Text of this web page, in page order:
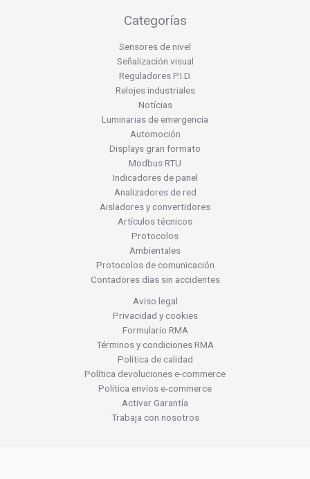
Categorías
Sensores de nivel
Señalización visual
Reguladores P.I.D.
Relojes industriales
Notícias
Luminarias de emergencia
Automoción
Displays gran formato
Modbus RTU
Indicadores de panel
Analizadores de red
Aisladores y convertidores
Artículos técnicos
Protocolos
Ambientales
Protocolos de comunicación
Contadores días sin accidentes
Aviso legal
Privacidad y cookies
Formulario RMA
Términos y condiciones RMA
Política de calidad
Política devoluciones e-commerce
Política envíos e-commerce
Activar Garantía
Trabaja con nosotros